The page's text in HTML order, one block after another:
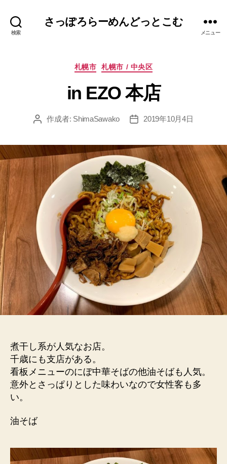
検索
さっぽろらーめんどっとこむ
メニュー
カ
ゴ
リ
札幌市 札幌市 / 中央区
in EZO 本店
投
作成者: ShimaSawako
投
2019年10月4日
煮干し系が人気なお店。
千歳にも支店がある。
看板メニューのにぼ中華そばの他油そばも人気。
意外とさっぱりとした味わいなので女性客も多
い。
油そば